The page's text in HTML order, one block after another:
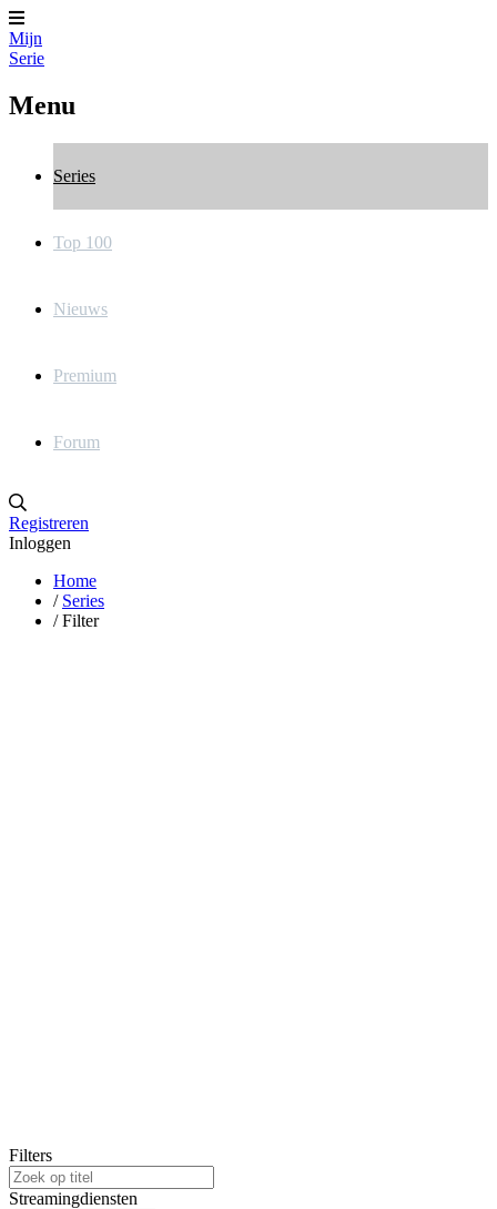
Mijn
Serie
Menu
Series
Top 100
Nieuws
Premium
Forum
Registreren
Inloggen
Home
/ Series
/ Filter
Filters
Streamingdiensten